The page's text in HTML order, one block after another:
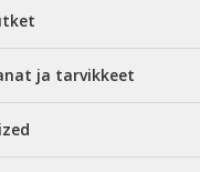
ja tarvikkeet